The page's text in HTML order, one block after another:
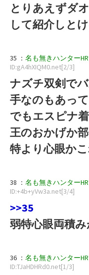
とりあえずダ
して紹介しと
35 ： 名も無きハンター
ID:gA4hXIQM0.net[2/3]
ナズチ双剣で
手なのもあっ
でもエスピナ
王のおかげか
特より心眼か
38 ： 名も無きハンター
ID:+4b+yVw3a.net[3/4]
>>35
弱特心眼両積
36 ： 名も無きハンター
ID:TJaHDHRd0.net[1/3]